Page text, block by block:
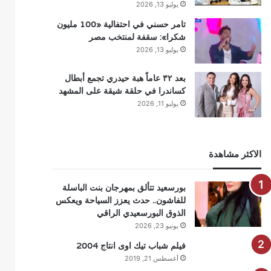
يوليو 13, 2026
تامر حسني في احتفالية «100 مليون
شكرا»: سقفة لمنتخب مصر
يوليو 13, 2026
بعد ٣٢ عاماً هبة حيدري تجمع أبطال
كساندرا في حلقة شيقة على المشهد
يوليو 11, 2026
الاكثر مشاهدة
بورسعيد تتألق بمهرجان بنت الباسلة
للفاشون.. حدث يعزز السياحة ويعكس
الذوق البورسعيدي الراقي
يونيو 23, 2026
فيلم شباب تيك اوى انتاج 2004
أغسطس 21, 2019